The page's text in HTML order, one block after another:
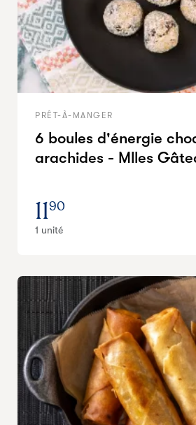
PRÊT-À-MANGER
6 boules d'énergie
arachides - Mlles
1190
1 unité